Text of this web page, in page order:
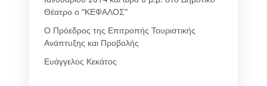
Θέατρο ο “ΚΕΦΑΛΟΣ”
Ο Πρόεδρος της Επιτροπής Τουριστικής
Ανάπτυξης και Προβολής
Ευάγγελος Κεκάτος